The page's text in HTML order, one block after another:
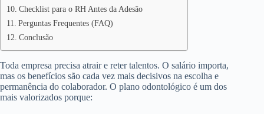
Checklist para o RH Antes da Adesão
Perguntas Frequentes (FAQ)
Conclusão
Toda empresa precisa atrair e reter talentos. O salário importa,
mas os benefícios são cada vez mais decisivos na escolha e
permanência do colaborador. O plano odontológico é um dos
mais valorizados porque: